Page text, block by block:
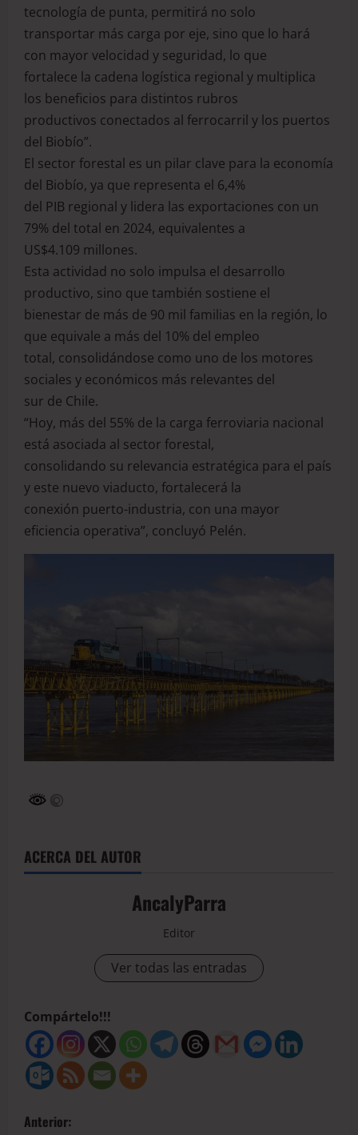
tecnología de punta, permitirá no solo
transportar más carga por eje, sino que lo hará
con mayor velocidad y seguridad, lo que
fortalece la cadena logística regional y multiplica
los beneficios para distintos rubros
productivos conectados al ferrocarril y los puertos
del Biobío”.
El sector forestal es un pilar clave para la economía
del Biobío, ya que representa el 6,4%
del PIB regional y lidera las exportaciones con un
79% del total en 2024, equivalentes a
US$4.109 millones.
Esta actividad no solo impulsa el desarrollo
productivo, sino que también sostiene el
bienestar de más de 90 mil familias en la región, lo
que equivale a más del 10% del empleo
total, consolidándose como uno de los motores
sociales y económicos más relevantes del
sur de Chile.
“Hoy, más del 55% de la carga ferroviaria nacional
está asociada al sector forestal,
consolidando su relevancia estratégica para el país
y este nuevo viaducto, fortalecerá la
conexión puerto-industria, con una mayor
eficiencia operativa”, concluyó Pelén.
ACERCA DEL AUTOR
AncalyParra
Editor
Ver todas las entradas
Compártelo!!!
Anterior: